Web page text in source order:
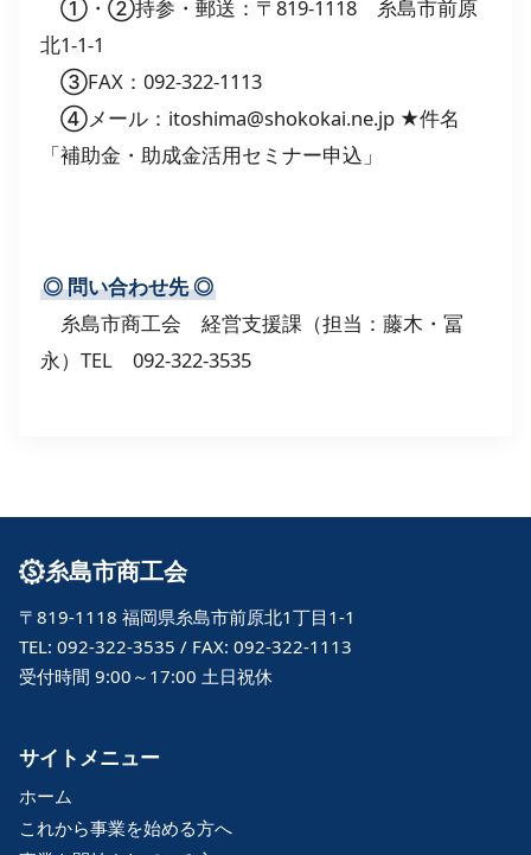
①・②持参・郵送：〒819-1118 糸島市前原
北1-1-1
③FAX：092-322-1113
④メール：itoshima@shokokai.ne.jp ★件名
「補助金・助成金活用セミナー申込」
◎問い合わせ先◎
糸島市商工会 経営支援課（担当：藤木・冨
永）TEL 092-322-3535
糸島市商工会
〒819-1118 福岡県糸島市前原北1丁目1-1
TEL: 092-322-3535 / FAX: 092-322-1113
受付時間 9:00～17:00 土日祝休
サイトメニュー
ホーム
これから事業を始める方へ